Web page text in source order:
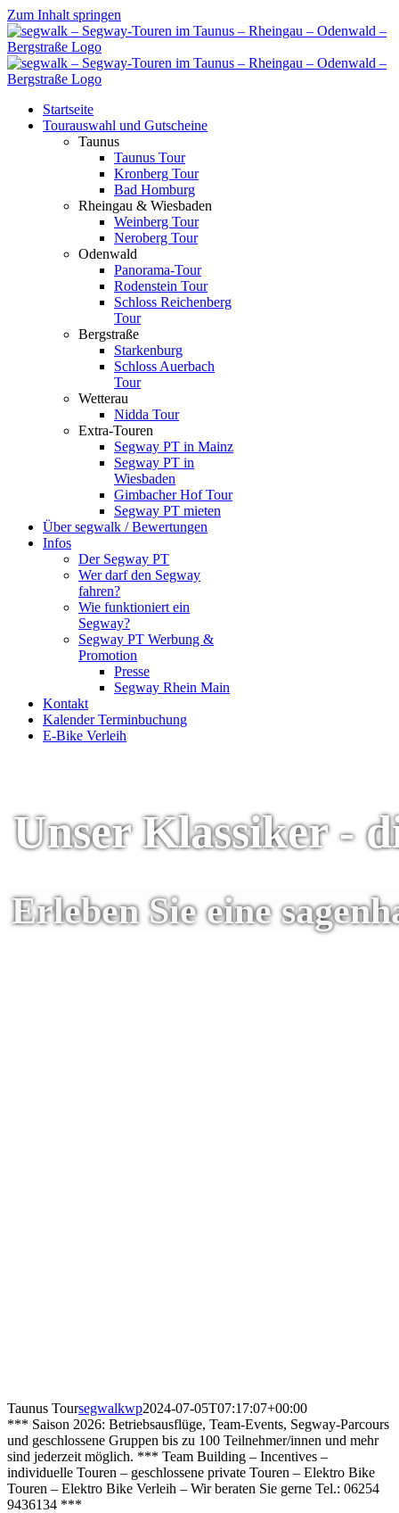
Zum Inhalt springen
Startseite
Tourauswahl und Gutscheine
Taunus
Taunus Tour
Kronberg Tour
Bad Homburg
Rheingau & Wiesbaden
Weinberg Tour
Neroberg Tour
Odenwald
Panorama-Tour
Rodenstein Tour
Schloss Reichenberg
Tour
Bergstraße
Starkenburg
Schloss Auerbach
Tour
Wetterau
Nidda Tour
Extra-Touren
Segway PT in Mainz
Segway PT in
Wiesbaden
Gimbacher Hof Tour
Segway PT mieten
Über segwalk / Bewertungen
Infos
Der Segway PT
Wer darf den Segway
fahren?
Wie funktioniert ein
Segway?
Segway PT Werbung &
Promotion
Presse
Segway Rhein Main
Kontakt
Kalender Terminbuchung
E-Bike Verleih
Unser Klassiker -
Erleben Sie eine
Taunus Toursegwalkwp2024-07-05T07:17:07+00:00
*** Saison 2026: Betriebsausflüge, Team-Events, Segway-Parcours
und geschlossene Gruppen bis zu 100 Teilnehmer/innen und mehr
sind jederzeit möglich. *** Team Building – Incentives –
individuelle Touren – geschlossene private Touren – Elektro Bike
Touren – Elektro Bike Verleih – Wir beraten Sie gerne Tel.: 06254
9436134 ***